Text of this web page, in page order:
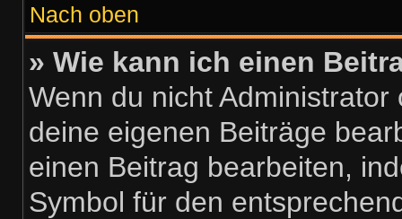
Nach oben
» Wie kann ich einen
Wenn du nicht
deine eigenen Beiträge
einen Beitrag bearbeiten,
Symbol für den